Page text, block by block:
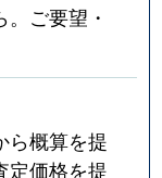
ご要望・
ら概算を提
定価格を提